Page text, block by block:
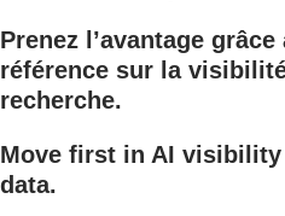
Prenez l’avantage
référence sur la
recherche.
Move first in AI visibility
data.